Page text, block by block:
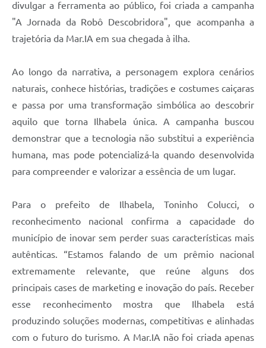
divulgar a ferramenta ao público, foi criada a campanha
"A Jornada da Robô Descobridora", que acompanha a
trajetória da Mar.IA em sua chegada à ilha.
Ao longo da narrativa, a personagem explora cenários
naturais, conhece histórias, tradições e costumes caiçaras
e passa por uma transformação simbólica ao descobrir
aquilo que torna Ilhabela única. A campanha buscou
demonstrar que a tecnologia não substitui a experiência
humana, mas pode potencializá-la quando desenvolvida
para compreender e valorizar a essência de um lugar.
Para o prefeito de Ilhabela, Toninho Colucci, o
reconhecimento nacional confirma a capacidade do
município de inovar sem perder suas características mais
autênticas. “Estamos falando de um prêmio nacional
extremamente relevante, que reúne alguns dos
principais cases de marketing e inovação do país. Receber
esse reconhecimento mostra que Ilhabela está
produzindo soluções modernas, competitivas e alinhadas
com o futuro do turismo. A Mar.IA não foi criada apenas